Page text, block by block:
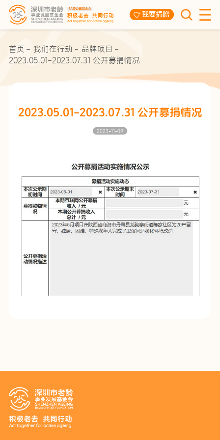
我要捐赠
首页 我们在行动
品牌项目
2023.05.01-2023.07.31 公开募捐情况
2023.05.01-2023.07.31 公开募捐情况
2023-11-09